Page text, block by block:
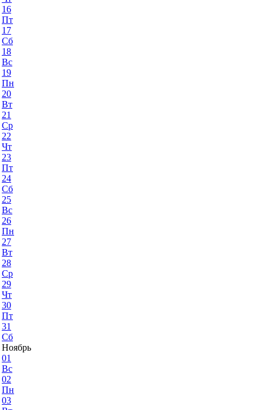
16
Пт
17
Сб
18
Вс
19
Пн
20
Вт
21
Ср
22
Чт
23
Пт
24
Сб
25
Вс
26
Пн
27
Вт
28
Ср
29
Чт
30
Пт
31
Сб
Ноябрь
01
Вс
02
Пн
03